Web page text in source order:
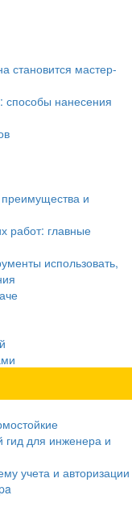
становится мастер-
способы нанесения
и
работ: главные
использовать,
гид для инженера и
учета и авторизации